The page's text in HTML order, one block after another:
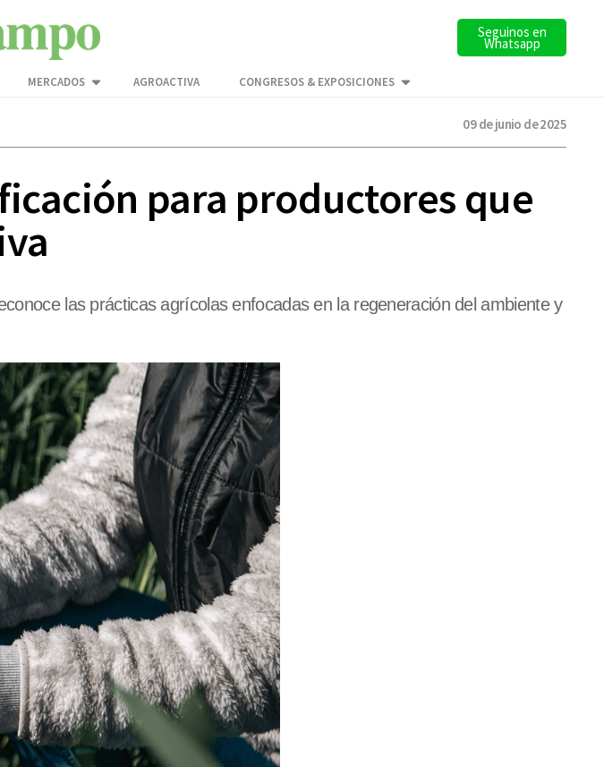
Seguinos en
Whatsapp
MERCADOS AGROACTIVA CONGRESOS & EXPOSICIONES
09 de junio de 2025
para productores que
las prácticas agrícolas enfocadas en la regeneración del ambiente y